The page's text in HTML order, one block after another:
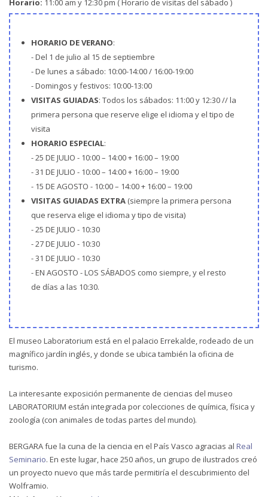
Horario: 11:00 am y 12:30 pm ( Horario de visitas del sábado )
HORARIO DE VERANO:
- Del 1 de julio al 15 de septiembre
- De lunes a sábado: 10:00-14:00 / 16:00-19:00
- Domingos y festivos: 10:00-13:00
VISITAS GUIADAS: Todos los sábados: 11:00 y 12:30 // la
primera persona que reserve elige el idioma y el tipo de
visita
HORARIO ESPECIAL:
- 25 DE JULIO - 10:00 – 14:00 + 16:00 – 19:00
- 31 DE JULIO - 10:00 – 14:00 + 16:00 – 19:00
- 15 DE AGOSTO - 10:00 – 14:00 + 16:00 – 19:00
VISITAS GUIADAS EXTRA (siempre la primera persona
que reserva elige el idioma y tipo de visita)
- 25 DE JULIO - 10:30
- 27 DE JULIO - 10:30
- 31 DE JULIO - 10:30
- EN AGOSTO - LOS SÁBADOS como siempre, y el resto
de días a las 10:30.
El museo Laboratorium está en el palacio Errekalde, rodeado de un
magnífico jardín inglés, y donde se ubica también la oficina de
turismo.
La interesante exposición permanente de ciencias del museo
LABORATORIUM están integrada por colecciones de química, física y
zoología (con animales de todas partes del mundo).
BERGARA fue la cuna de la ciencia en el País Vasco agracias al Real
Seminario. En este lugar, hace 250 años, un grupo de ilustrados creó
un proyecto nuevo que más tarde permitiría el descubrimiento del
Wolframio.